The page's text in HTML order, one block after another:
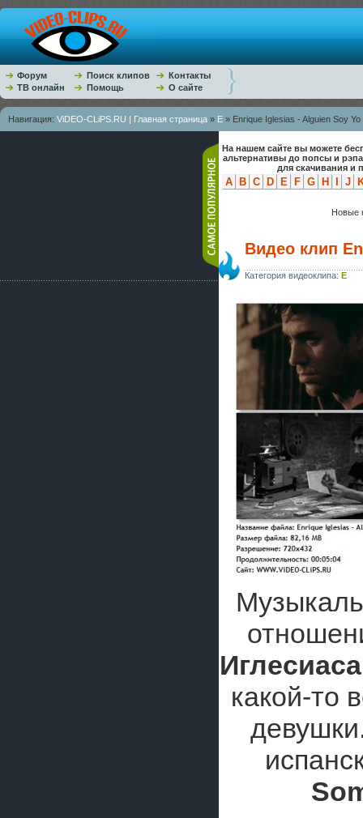
Форум Поиск клипов
Контакты
ТВ онлайн
Помощь О сайте
Навигация: ViDEO-CLiPS.RU | Главная страница » E » Enrique Iglesias - Alguien Soy Yo
На нашем сайте вы можете
альтернативы до попсы и
для скачивания и
A B C D E F G H J
Новые
Видео клип
Категория видеоклипа: E
Иглесиаса
какой-то